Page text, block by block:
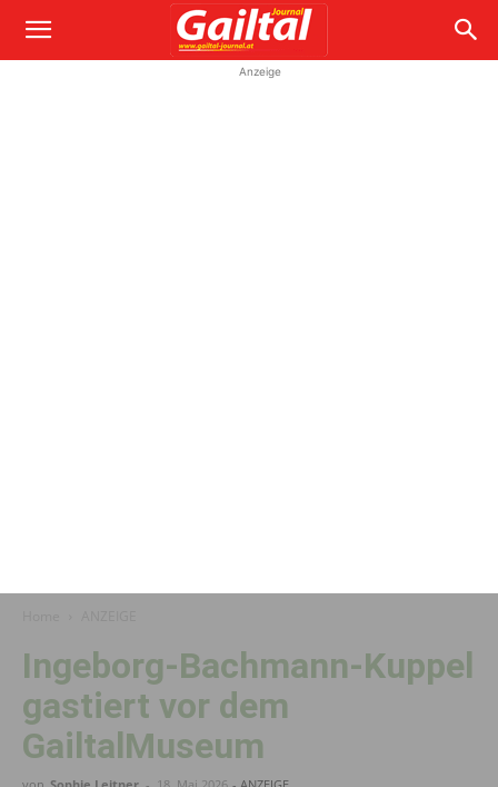
Anzeige
Ingeborg-Bachmann-Kuppel
gastiert vor dem
GailtalMuseum